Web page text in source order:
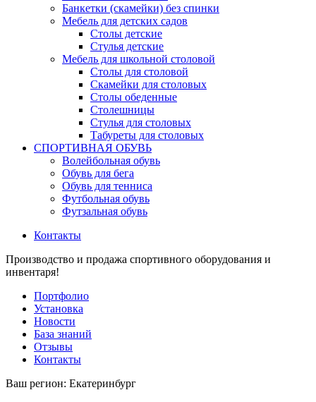
Банкетки (скамейки) без спинки
Мебель для детских садов
Столы детские
Стулья детские
Мебель для школьной столовой
Столы для столовой
Скамейки для столовых
Столы обеденные
Столешницы
Стулья для столовых
Табуреты для столовых
СПОРТИВНАЯ ОБУВЬ
Волейбольная обувь
Обувь для бега
Обувь для тенниса
Футбольная обувь
Футзальная обувь
Контакты
Производство и продажа спортивного оборудования и
инвентаря!
Портфолио
Установка
Новости
База знаний
Отзывы
Контакты
Ваш регион: Екатеринбург